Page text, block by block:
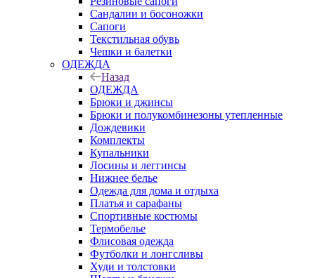
Сандалии и босоножки
Сапоги
Текстильная обувь
Чешки и балетки
ОДЕЖДА
Назад
ОДЕЖДА
Брюки и джинсы
Брюки и полукомбинезоны утепленные
Дождевики
Комплекты
Купальники
Лосины и леггинсы
Нижнее белье
Одежда для дома и отдыха
Платья и сарафаны
Спортивные костюмы
Термобелье
Флисовая одежда
Футболки и лонгсливы
Худи и толстовки